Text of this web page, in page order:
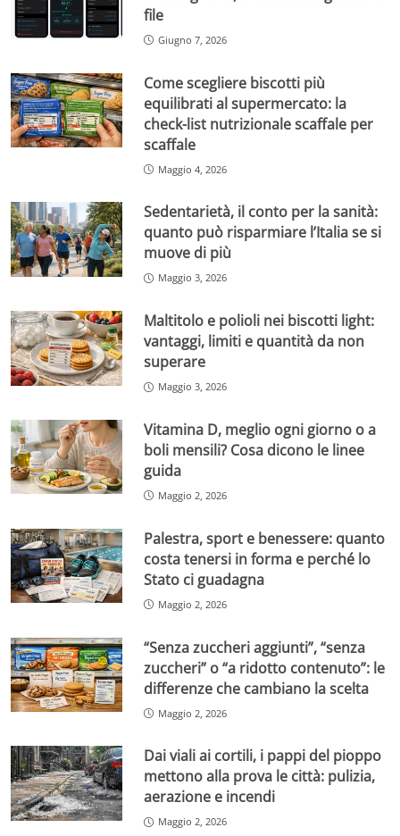
file
Giugno 7, 2026
Come scegliere biscotti più
equilibrati al supermercato: la
check-list nutrizionale scaffale per
scaffale
Maggio 4, 2026
Sedentarietà, il conto per la sanità:
quanto può risparmiare l’Italia se si
muove di più
Maggio 3, 2026
Maltitolo e polioli nei biscotti light:
vantaggi, limiti e quantità da non
superare
Maggio 3, 2026
Vitamina D, meglio ogni giorno o a
boli mensili? Cosa dicono le linee
guida
Maggio 2, 2026
Palestra, sport e benessere: quanto
costa tenersi in forma e perché lo
Stato ci guadagna
Maggio 2, 2026
“Senza zuccheri aggiunti”, “senza
zuccheri” o “a ridotto contenuto”: le
differenze che cambiano la scelta
Maggio 2, 2026
Dai viali ai cortili, i pappi del pioppo
mettono alla prova le città: pulizia,
aerazione e incendi
Maggio 2, 2026